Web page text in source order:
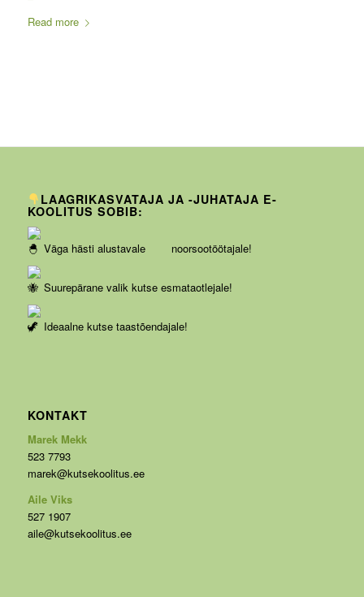
Read more
LAAGRIKASVATAJA JA -JUHATAJA E-
KOOLITUS SOBIB:
Väga hästi alustavale noorsootöötajale!
Suurepärane valik kutse esmataotlejale!
Ideaalne kutse taastõendajale!
KONTAKT
Marek Mekk
523 7793
marek@kutsekoolitus.ee
Aile Viks
527 1907
aile@kutsekoolitus.ee